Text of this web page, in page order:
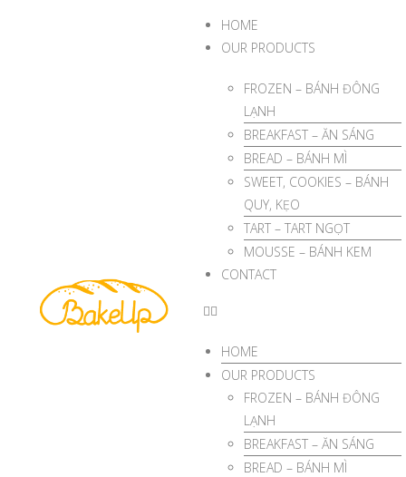
HOME
OUR PRODUCTS
FROZEN – BÁNH ĐÔNG
LẠNH
BREAKFAST – ĂN SÁNG
BREAD – BÁNH MÌ
SWEET, COOKIES – BÁNH
QUY, KẸO
TART – TART NGỌT
MOUSSE – BÁNH KEM
CONTACT
HOME
OUR PRODUCTS
FROZEN – BÁNH ĐÔNG
LẠNH
BREAKFAST – ĂN SÁNG
BREAD – BÁNH MÌ